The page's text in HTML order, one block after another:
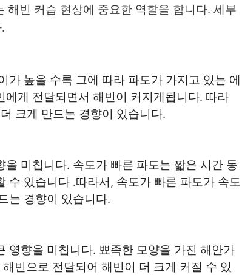
해빈 커습 현상에 중요한 역할을 합니다. 세부
가 높을 수록 그에 따라 파도가 가지고 있는 에
게 전달되면서 해빈이 커지게됩니다. 따라
크게 만드는 경향이 있습니다.
미칩니다. 속도가 빠른 파도는 짧은 시간 동
수 있습니다 .따라서, 속도가 빠른 파도가 속도
는 경향이 있습니다.
영향을 미칩니다. 뾰족한 모양을 가진 해안가
빈으로 전달되어 해빈이 더 크게 커질 수 있